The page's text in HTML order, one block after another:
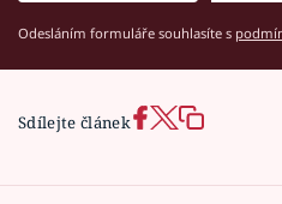
Odesláním formuláře souhlasíte s
Sdílejte článek